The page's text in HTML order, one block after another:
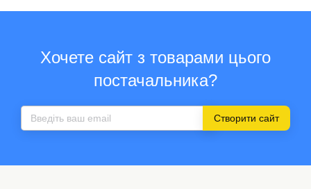
Хочете сайт з товарами цього
постачальника?
Створити сайт